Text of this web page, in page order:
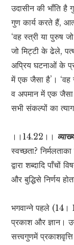
उदासीन की भाँति है
गुण कार्य करते हैं,
‘वह स्त्री या पुरुष
जो मिट्टी के ढेले,
अप्रिय घटनाओं के
में एक जैसा है’। ‘वह
व अपमान में एक
सभी संकल्पों का
।।14.22।।
स्वच्छता?
द्वारा शब्दादि पाँचों
और बुद्धिसे निर्णय
भगवान्ने पहले (14।
प्रकाश और ज्ञान।
सत्त्वगुणमें